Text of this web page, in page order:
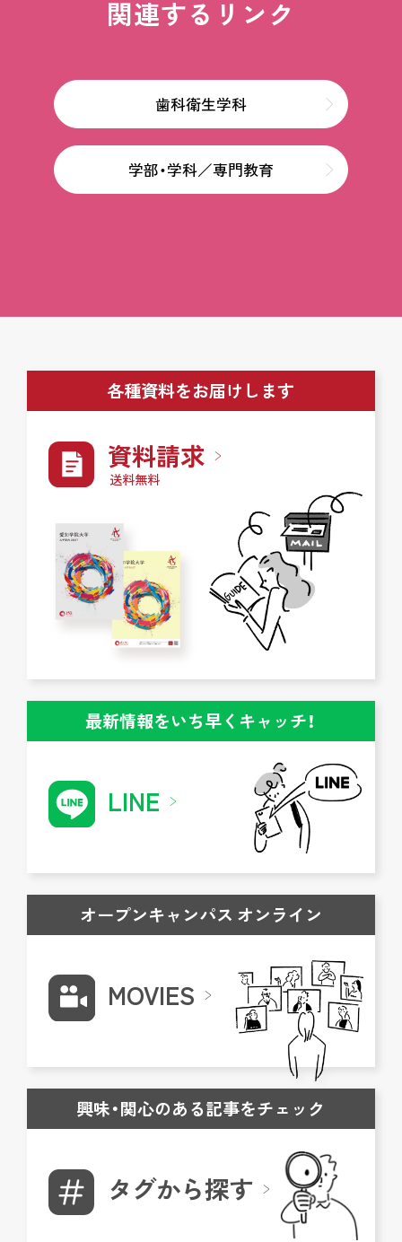
関連するリンク
歯科衛生学科
学部・学科／専門教育
各種資料をお届けします
資料請求
送料無料
最新情報をいち早くキャッチ！
LINE
オープンキャンパス オンライン
MOVIES
興味・関心のある記事をチェック
タグから探す